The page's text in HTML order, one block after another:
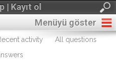
| Kayıt ol
Menüyü göster
activity
All questions